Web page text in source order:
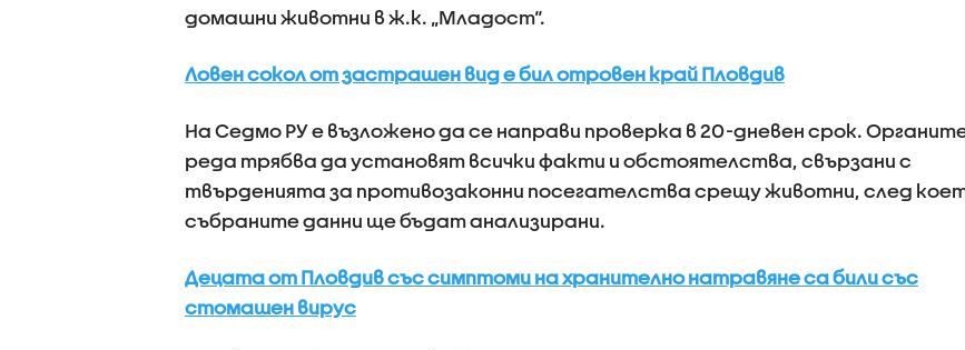
домашни животни в ж.к. „Младост“.
Ловен сокол от застрашен вид е бил отровен край Пловдив
На Седмо РУ е възложено да се направи проверка в 20-дневен срок.
реда трябва да установят всички факти и обстоятелства, свързани с
твърденията за противозаконни посегателства срещу животни, след
събраните данни ще бъдат анализирани.
Децата от Пловдив със симптоми на хранително натравяне са били със
стомашен вирус